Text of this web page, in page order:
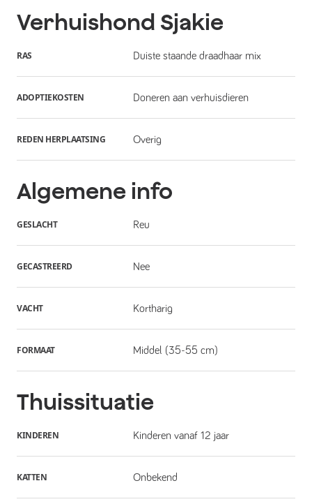
Verhuishond Sjakie
RAS Duiste staande draadhaar mix
ADOPTIEKOSTEN Doneren aan verhuisdieren
REDEN HERPLAATSING Overig
Algemene info
GESLACHT Reu
GECASTREERD Nee
VACHT Kortharig
FORMAAT Middel (35-55 cm)
Thuissituatie
KINDEREN Kinderen vanaf 12 jaar
KATTEN Onbekend